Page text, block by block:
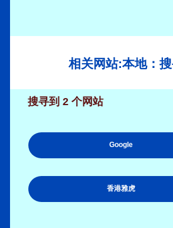
相关网站:本地：
搜寻到 2 个网站
Google
香港雅虎